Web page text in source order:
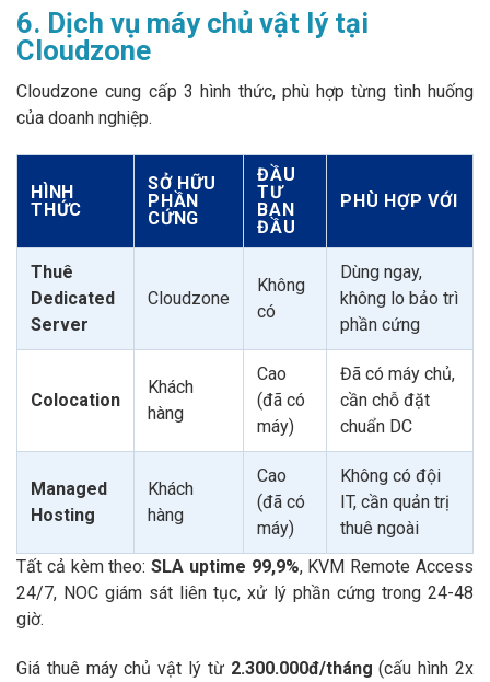
6. Dịch vụ máy chủ vật lý tại
Cloudzone
Cloudzone cung cấp 3 hình thức, phù hợp từng tình huống
của doanh nghiệp.
HÌNH
THỨC
SỞ HỮU
PHẦN
CỨNG
ĐẦU
TƯ
BAN
ĐẦU
PHÙ HỢP VỚI
Thuê
Dedicated
Server
Cloudzone
Không
có
Dùng ngay,
không lo bảo trì
phần cứng
Colocation
Khách
hàng
Cao
(đã có
máy)
Đã có máy chủ,
cần chỗ đặt
chuẩn DC
Managed
Hosting
Khách
hàng
Cao
(đã có
máy)
Không có đội
IT, cần quản trị
thuê ngoài
Tất cả kèm theo:SLA uptime 99,9%, KVM Remote Access
24/7, NOC giám sát liên tục, xử lý phần cứng trong 24-48
giờ.
Giá thuê máy chủ vật lý từ 2.300.000đ/tháng (cấu hình 2x